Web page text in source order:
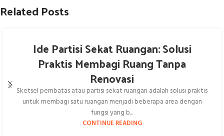
Related Posts
Ide Partisi Sekat Ruangan: Solusi
Praktis Membagi Ruang Tanpa
Renovasi
Sketsel pembatas atau partisi sekat ruangan adalah solusi praktis
untuk membagi satu ruangan menjadi beberapa area dengan
fungsi yang b...
CONTINUE READING